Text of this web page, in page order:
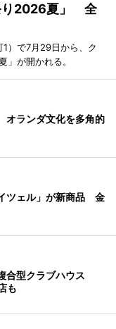
り2026夏」 全
）で7月29日から、ク
」が開かれる。
ランダ文化を多角的
ツェル」が新商品 金
合型クラブハウス
も